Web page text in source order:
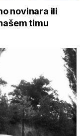
novinara ili
timu